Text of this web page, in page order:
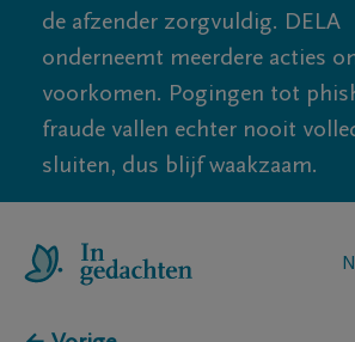
de afzender zorgvuldig. DELA
onderneemt meerdere acties
voorkomen. Pogingen tot
fraude vallen echter nooit
sluiten, dus blijf waakzaam.